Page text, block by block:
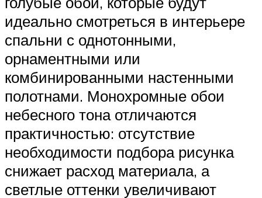
идеально смотреться в интерьере
спальни с однотонными,
орнаментными или
комбинированными настенными
полотнами. Монохромные обои
небесного тона отличаются
практичностью: отсутствие
необходимости подбора рисунка
снижает расход материала, а
светлые оттенки увеличивают